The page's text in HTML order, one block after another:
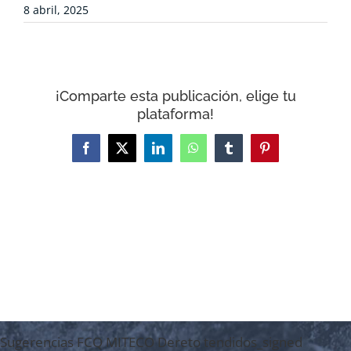
CONTACTO
8 abril, 2025
¡Comparte esta publicación, elige tu
plataforma!
Facebook
X LinkedInWhatsAppTumblrPinterest
Sugerencias FCQ MITECO Dereto tendidos_signed